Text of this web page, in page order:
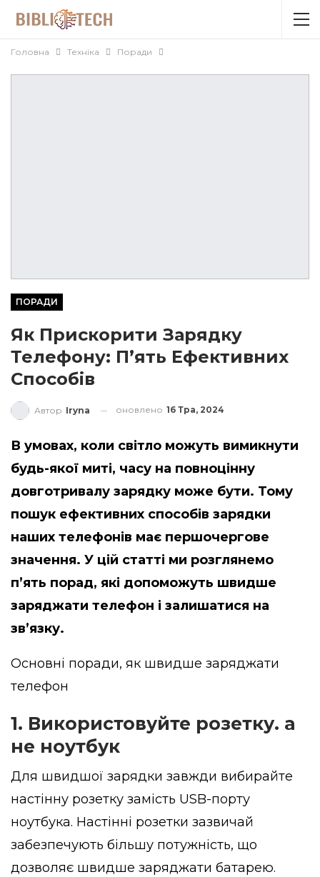
Головна Техніка Поради
ПОРАДИ
Як Прискорити Зарядку
Телефону: П’ять Ефективних
Способів
Автор Iryna оновлено 16 Тра, 2024
В умовах, коли світло можуть вимикнути
будь-якої миті, часу на повноцінну
довготривалу зарядку може бути. Тому
пошук ефективних способів зарядки
наших телефонів має першочергове
значення. У цій статті ми розглянемо
п’ять порад, які допоможуть швидше
заряджати телефон і залишатися на
зв’язку.
Основні поради, як швидше заряджати
телефон
1. Використовуйте розетку. а
не ноутбук
Для швидшої зарядки завжди вибирайте
настінну розетку замість USB-порту
ноутбука. Настінні розетки зазвичай
забезпечують більшу потужність, що
дозволяє швидше заряджати батарею.